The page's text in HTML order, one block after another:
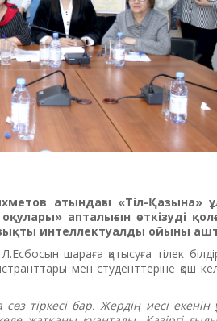
атындағы «Тіл-Қазына»
апталығын өткізуді
интеллектуалды ойыны
шараға қатысуға тілек
мен студенттеріне қош
тіркесі бар. Жердің иесі екенін